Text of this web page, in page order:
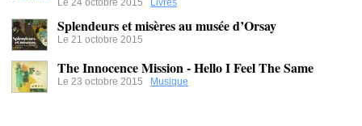
Le 24 octobre 2015 Livres
Splendeurs et misères au musée d’Orsay
Le 21 octobre 2015
The Innocence Mission - Hello I Feel The Same
Le 23 octobre 2015 Musique